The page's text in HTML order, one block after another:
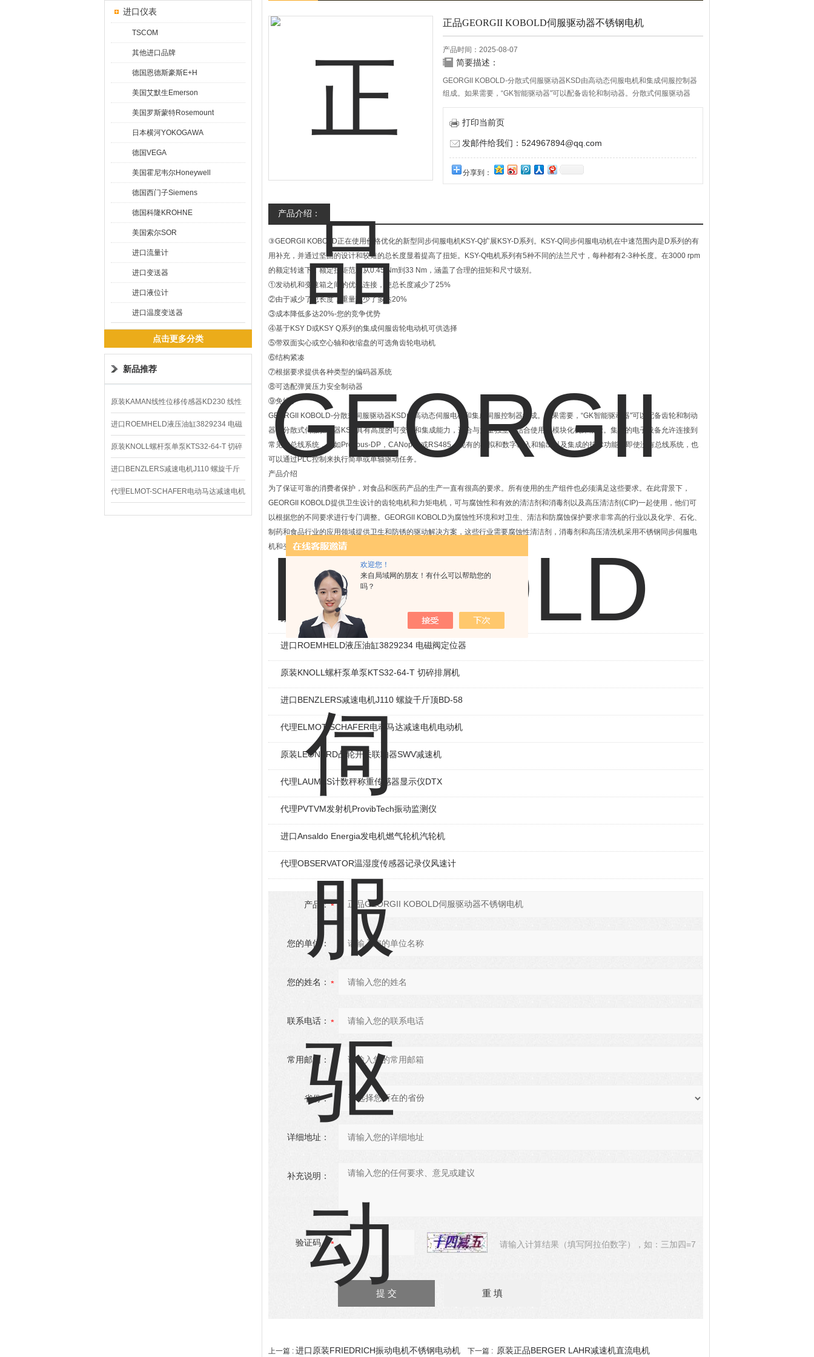
欢迎您！
来自局域网的朋友！有什么可以帮助您的
吗？
进口仪表
TSCOM
其他进口品牌
德国恩德斯豪斯E+H
美国艾默生Emerson
美国罗斯蒙特Rosemount
日本横河YOKOGAWA
德国VEGA
美国霍尼韦尔Honeywell
德国西门子Siemens
德国科隆KROHNE
美国索尔SOR
进口流量计
进口变送器
进口液位计
进口温度变送器
点击更多分类
新品推荐
原装KAMAN线性位移传感器KD230 线性
编码器
进口ROEMHELD液压油缸3829234 电磁
阀定位器
原装KNOLL螺杆泵单泵KTS32-64-T 切碎
排屑机
进口BENZLERS减速电机J110 螺旋千斤
顶BD-58
代理ELMOT-SCHAFER电动马达减速电机
电动机
正品GEORGII KOBOLD伺服驱动器不锈钢电机
产品时间：2025-08-07
简要描述：
GEORGII KOBOLD-分散式伺服驱动器KSD由高动态伺服电机和集成伺服控制器
组成。如果需要，“GK智能驱动器"可以配备齿轮和制动器。分散式伺服驱动器
KSD具有高度的可变性和集成能力，适合与大量独立轴结合使用的模块化机床概
念。
打印当前页
发邮件给我们：524967894@qq.com
分享到：
产品介绍：
③GEORGII KOBOLD正在使用价格优化的新型同步伺服电机KSY-Q扩展KSY-D系列。KSY-Q同步伺服电动机在中速范围内是D系列的有
用补充，并通过坚固的设计和较短的总长度显着提高了扭矩。KSY-Q电机系列有5种不同的法兰尺寸，每种都有2-3种长度。在3000 rpm
的额定转速下，额定扭矩范围从0.45 Nm到33 Nm，涵盖了合理的扭矩和尺寸级别。
①发动机和变速箱之间的优化连接，使总长度减少了25%
②由于减少了总长度，重量减少了多达20%
③成本降低多达20%-您的竞争优势
④基于KSY D或KSY Q系列的集成伺服齿轮电动机可供选择
⑤带双面实心或空心轴和收缩盘的可选角齿轮电动机
⑥结构紧凑
⑦根据要求提供各种类型的编码器系统
⑧可选配弹簧压力安全制动器
⑨免维护
GEORGII KOBOLD-分散式伺服驱动器KSD由高动态伺服电机和集成伺服控制器组成。如果需要，“GK智能驱动器"可以配备齿轮和制动
器。分散式伺服驱动器KSD具有高度的可变性和集成能力，适合与大量独立轴结合使用的模块化机床概念。集成的电子设备允许连接到
常见的总线系统，例如Profibus-DP，CANopen或RS485。现有的模拟和数字输入和输出以及集成的技术功能，即使没有总线系统，也
可以通过PLC控制来执行简单或单轴驱动任务。
产品介绍
为了保证可靠的消费者保护，对食品和医药产品的生产一直有很高的要求。所有使用的生产组件也必须满足这些要求。在此背景下，
GEORGII KOBOLD提供卫生设计的齿轮电机和力矩电机，可与腐蚀性和有效的清洁剂和消毒剂以及高压清洁剂(CIP)一起使用，他们可
以根据您的不同要求进行专门调整。GEORGII KOBOLD为腐蚀性环境和对卫生、清洁和防腐蚀保护要求非常高的行业以及化学、石化、
制药和食品行业的应用领域提供卫生和防锈的驱动解决方案，这些行业需要腐蚀性清洁剂，消毒剂和高压清洗机采用不锈钢同步伺服电
机和变频异步电机。
相关产品
原装KAMAN线性位移传感器KD230 线性编码器
进口ROEMHELD液压油缸3829234 电磁阀定位器
原装KNOLL螺杆泵单泵KTS32-64-T 切碎排屑机
进口BENZLERS减速电机J110 螺旋千斤顶BD-58
代理ELMOT-SCHAFER电动马达减速电机电动机
原装LEONARD凸轮开关联轴器‌SWV减速机
代理LAUMAS计数秤称重传感器显示仪DTX
代理PVTVM发射机ProvibTech振动监测仪
进口Ansaldo Energia发电机燃气轮机汽轮机
代理OBSERVATOR温湿度传感器记录仪风速计
产品：
您的单位：
您的姓名：
联系电话：
常用邮箱：
省份：
详细地址：
补充说明：
验证码： 请输入计算结果（填写阿拉伯数字），如：三加四=7
上一篇 : 进口原装FRIEDRICH振动电机不锈钢电动机 下一篇 : 原装正品BERGER LAHR减速机直流电机